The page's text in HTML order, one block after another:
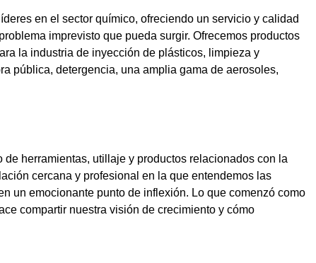
en el sector químico, ofreciendo un servicio y calidad
imprevisto que pueda surgir. Ofrecemos productos
la industria de inyección de plásticos, limpieza y
pública, detergencia, una amplia gama de aerosoles,
herramientas, utillaje y productos relacionados con la
cercana y profesional en la que entendemos las
un emocionante punto de inflexión. Lo que comenzó como
compartir nuestra visión de crecimiento y cómo